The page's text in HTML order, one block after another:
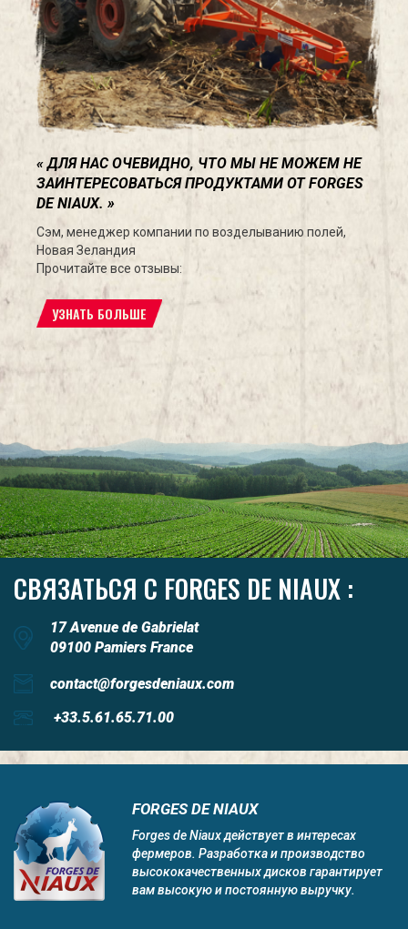
ДЛЯ НАС ОЧЕВИДНО, ЧТО МЫ НЕ МОЖЕМ НЕ
ЗАИНТЕРЕСОВАТЬСЯ ПРОДУКТАМИ ОТ FORGES
DE NIAUX.
Сэм, менеджер компании по возделыванию полей,
Новая Зеландия
Прочитайте все отзывы:
УЗНАТЬ БОЛЬШЕ
СВЯЗАТЬСЯ С FORGES DE NIAUX :
17 Avenue de Gabrielat
09100 Pamiers France
contact@forgesdeniaux.com
+33.5.61.65.71.00
FORGES DE NIAUX
Forges de Niaux действует в интересах
фермеров. Разработка и производство
высококачественных дисков гарантирует
вам высокую и постоянную выручку.